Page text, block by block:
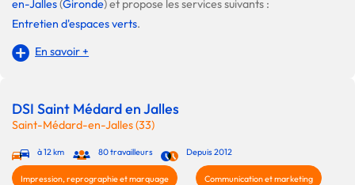
en-Jalles(Gironde) et propose les services suivants :
Entretien d'espaces verts.
En savoir +
DSI Saint Médard en Jalles
Saint-Médard-en-Jalles (33)
à 12 km 80 travailleurs Depuis 2012
Impression, reprographie et marquage Communication et marketing